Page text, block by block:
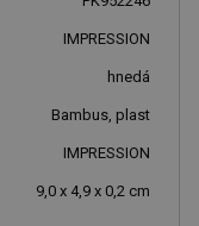
IMPRESSION
hnedá
Bambus, plast
IMPRESSION
9,0 x 4,9 x 0,2 cm